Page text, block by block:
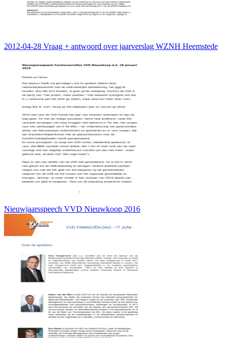
2012-04-28 Vraag + antwoord over jaarverslag WZNH Heemstede
Nieuwjaarsspeech VVD Nieuwkoop 2016